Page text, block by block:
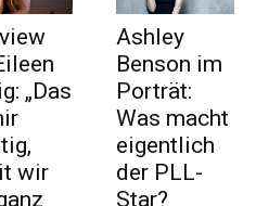
„Das
wir
Ashley
Benson im
Porträt:
Was macht
eigentlich
der PLL-
Star?